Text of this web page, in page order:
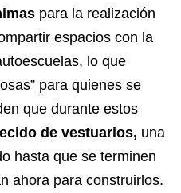
para la realización
espacios con la
lo que
para quienes se
que durante estos
de vestuarios, una
hasta que se terminen
ahora para construirlos.